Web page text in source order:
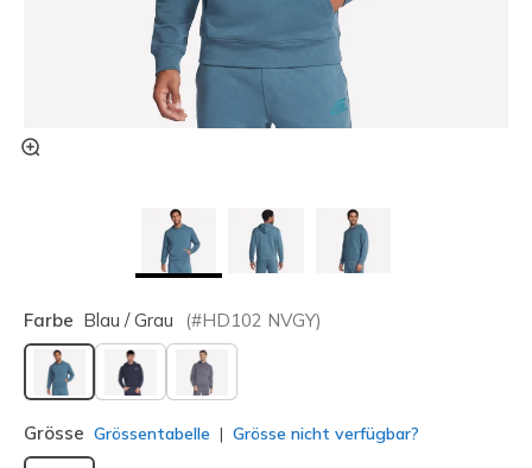
Farbe Blau / Grau (#HD102 NVGY)
ausgewählt
Grösse Grössentabelle Grösse nicht verfügbar?